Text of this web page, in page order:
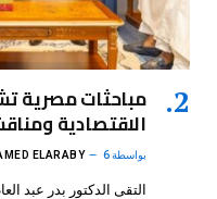
مباحثات مصرية
الاقتصادية
بواسطة ELARABY 6 أغسطس، 2026
التقى الدكتور بدر عبد